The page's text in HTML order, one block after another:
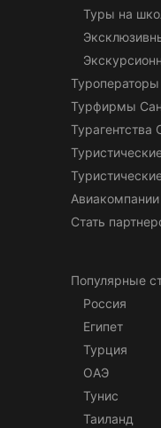
Туры на
Турфирмы
Турагентства
Стать
Популярные
Россия
Египет
Турция
ОАЭ
Тунис
Таиланд